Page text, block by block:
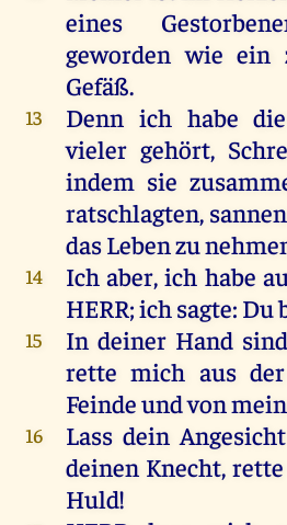
eines
geworden wie ein
Gefäß.
13 Denn ich habe die
vieler gehört,
indem sie
ratschlagten, sannen
dasLebenzu
14 Ich aber,ich habe
HERR;ichsagte: Du
15 In deiner Hand sind
rette mich aus der
Feindeundvon
16 Lass dein Angesicht
deinen Knecht, rette
Huld!